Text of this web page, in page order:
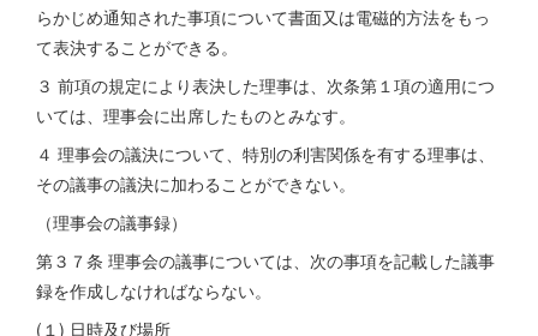
らかじめ通知された事項について書面又は電磁的方法をもっ
て表決することができる。
３ 前項の規定により表決した理事は、次条第１項の適用につ
いては、理事会に出席したものとみなす。
４ 理事会の議決について、特別の利害関係を有する理事は、
その議事の議決に加わることができない。
（理事会の議事録）
第３７条 理事会の議事については、次の事項を記載した議事
録を作成しなければならない。
(１) 日時及び場所